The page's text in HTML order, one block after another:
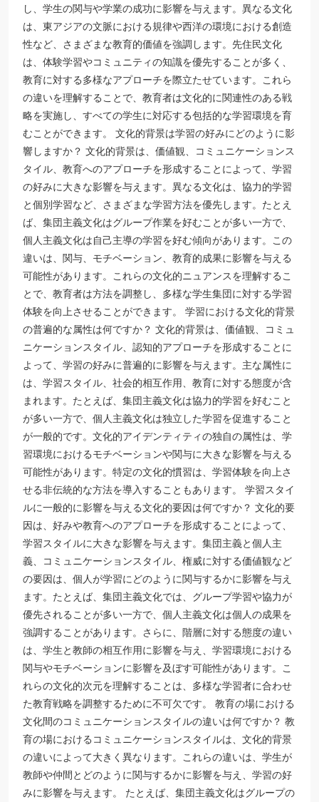
し、学生の関与や学業の成功に影響を与えます。異なる文化
は、東アジアの文脈における規律や西洋の環境における創造
性など、さまざまな教育的価値を強調します。先住民文化
は、体験学習やコミュニティの知識を優先することが多く、
教育に対する多様なアプローチを際立たせています。これら
の違いを理解することで、教育者は文化的に関連性のある戦
略を実施し、すべての学生に対応する包括的な学習環境を育
むことができます。 文化的背景は学習の好みにどのように影
響しますか？ 文化的背景は、価値観、コミュニケーションス
タイル、教育へのアプローチを形成することによって、学習
の好みに大きな影響を与えます。異なる文化は、協力的学習
と個別学習など、さまざまな学習方法を優先します。たとえ
ば、集団主義文化はグループ作業を好むことが多い一方で、
個人主義文化は自己主導の学習を好む傾向があります。この
違いは、関与、モチベーション、教育的成果に影響を与える
可能性があります。これらの文化的ニュアンスを理解するこ
とで、教育者は方法を調整し、多様な学生集団に対する学習
体験を向上させることができます。 学習における文化的背景
の普遍的な属性は何ですか？ 文化的背景は、価値観、コミュ
ニケーションスタイル、認知的アプローチを形成することに
よって、学習の好みに普遍的に影響を与えます。主な属性に
は、学習スタイル、社会的相互作用、教育に対する態度が含
まれます。たとえば、集団主義文化は協力的学習を好むこと
が多い一方で、個人主義文化は独立した学習を促進すること
が一般的です。文化的アイデンティティの独自の属性は、学
習環境におけるモチベーションや関与に大きな影響を与える
可能性があります。特定の文化的慣習は、学習体験を向上さ
せる非伝統的な方法を導入することもあります。 学習スタイ
ルに一般的に影響を与える文化的要因は何ですか？ 文化的要
因は、好みや教育へのアプローチを形成することによって、
学習スタイルに大きな影響を与えます。集団主義と個人主
義、コミュニケーションスタイル、権威に対する価値観など
の要因は、個人が学習にどのように関与するかに影響を与え
ます。たとえば、集団主義文化では、グループ学習や協力が
優先されることが多い一方で、個人主義文化は個人の成果を
強調することがあります。さらに、階層に対する態度の違い
は、学生と教師の相互作用に影響を与え、学習環境における
関与やモチベーションに影響を及ぼす可能性があります。こ
れらの文化的次元を理解することは、多様な学習者に合わせ
た教育戦略を調整するために不可欠です。 教育の場における
文化間のコミュニケーションスタイルの違いは何ですか？ 教
育の場におけるコミュニケーションスタイルは、文化的背景
の違いによって大きく異なります。これらの違いは、学生が
教師や仲間とどのように関与するかに影響を与え、学習の好
みに影響を与えます。 たとえば、集団主義文化はグループの